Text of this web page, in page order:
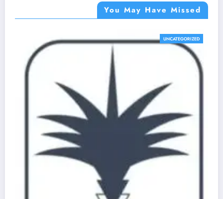
You May Have Missed
UNCATEGORIZED